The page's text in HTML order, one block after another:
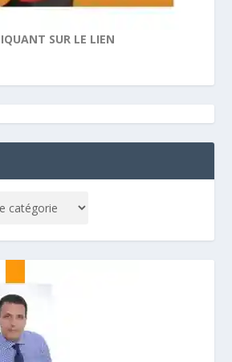
SUR LE LIEN